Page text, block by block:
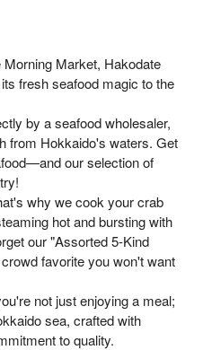
Morning Market, Hakodate
fresh seafood magic to the
by a seafood wholesaler,
from Hokkaido's waters. Get
our selection of
why we cook your crab
hot and bursting with
our "Assorted 5-Kind
favorite you won't want
not just enjoying a meal;
sea, crafted with
to quality.